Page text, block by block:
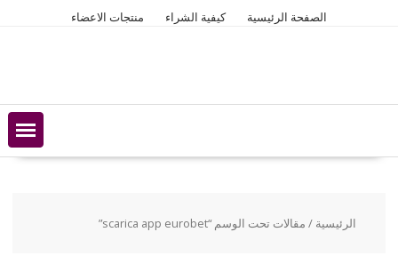
الصفحة الرئيسية كيفية الشراء منتجات الاعضاء
الرئيسية / مقالات تحت الوسم “scarica app eurobet”